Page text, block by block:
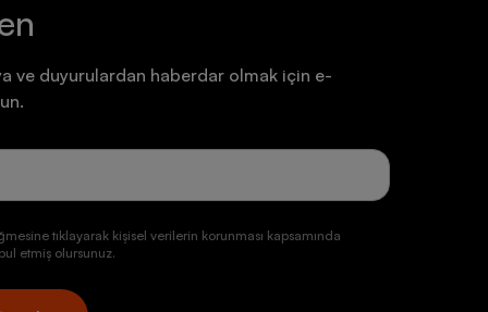
ve duyurulardan haberdar olmak için e-
tıklayarak kişisel verilerin korunması kapsamında
etmiş olursunuz.